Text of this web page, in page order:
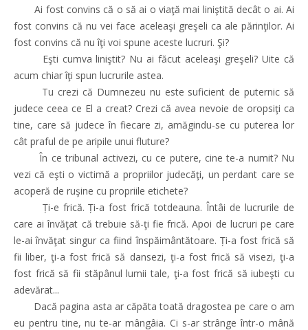
Ai fost convins că o să ai o viaţă mai liniştită decât o ai. Ai
fost convins că nu vei face aceleaşi greşeli ca ale părinţilor. Ai
fost convins că nu îţi voi spune aceste lucruri. Şi?
Eşti cumva liniştit? Nu ai făcut aceleaşi greşeli? Uite că
acum chiar îţi spun lucrurile astea.
Tu crezi că Dumnezeu nu este suficient de puternic să
judece ceea ce El a creat? Crezi că avea nevoie de oropsiţi ca
tine, care să judece în fiecare zi, amăgindu-se cu puterea lor
cât praful de pe aripile unui fluture?
În ce tribunal activezi, cu ce putere, cine te-a numit? Nu
vezi că eşti o victimă a propriilor judecăţi, un perdant care se
acoperă de ruşine cu propriile etichete?
Ți-e frică. Ți-a fost frică totdeauna. Întâi de lucrurile de
care ai învăţat că trebuie să-ţi fie frică. Apoi de lucruri pe care
le-ai învăţat singur ca fiind înspăimântătoare. Ți-a fost frică să
fii liber, ţi-a fost frică să dansezi, ţi-a fost frică să visezi, ţi-a
fost frică să fii stăpânul lumii tale, ţi-a fost frică să iubeşti cu
adevărat...
Dacă pagina asta ar căpăta toată dragostea pe care o am
eu pentru tine, nu te-ar mângâia. Ci s-ar strânge într-o mână